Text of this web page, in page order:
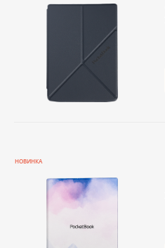
НОВИНКА